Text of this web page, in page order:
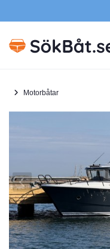
Motorbåtar